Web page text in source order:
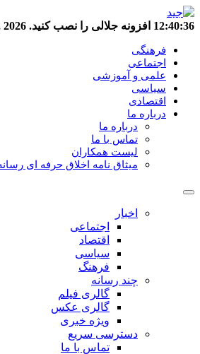
12:40:37 افزونه جلالی را نصب کنید. 2026
فرهنگی
اجتماعی
علمی و آموزشی
سیاسی
اقتصادی
درباره ما
درباره ما
تماس با ما
لیست همکاران
میثاق نامه اخلاق حرفه ای
اخبار
اجتماعی
اقتصاد
سیاسی
فرهنگ
چند رسانه
گالری فیلم
گالری عکس
ویژه خبری
دسترسی سریع
تماس با ما